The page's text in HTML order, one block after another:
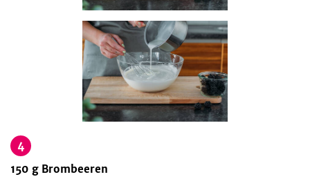
4
150 g Brombeeren